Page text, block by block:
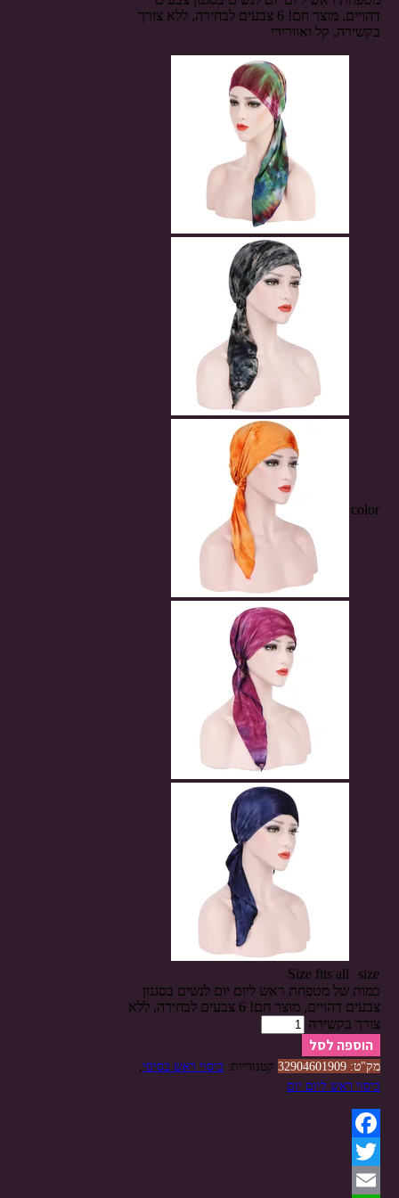
דהויים, מוצר חם! 6 צבעים לבחירה, ללא צורך
בקשירה, קל ואוורירי
color
size
Size fits all
כמות של מטפחת ראש ליום יום לנשים בסגנון
צבעים דהויים, מוצר חם! 6 צבעים לבחירה, ללא
צורך בקשירה
הוספה לסל
מק"ט: 32904601909 קטגוריות: כיסוי ראש בסיסי,
כיסוי ראש ליום יום
Facebook
Twitter